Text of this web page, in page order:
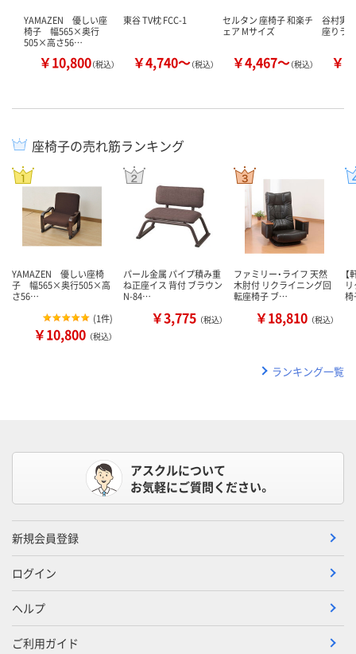
YAMAZEN 優しい座
椅子 幅565×奥行
505×高さ56…
￥10,800（税込）
東谷 TV枕 FCC-1
￥4,740～（税込）
セルタン 座椅子 和楽チ
ェア Mサイズ
￥4,467～（税込）
谷村実
座りラ
￥
座椅子の売れ筋ランキング
YAMAZEN 優しい座椅
子 幅565×奥行505×高
さ56…
(1件)
￥10,800 （税込）
パール金属 パイプ積み重
ね正座イス 背付 ブラウン
N-84…
￥3,775 （税込）
ファミリー・ライフ 天然
木肘付 リクライニング回
転座椅子 ブ…
￥18,810 （税込）
ランキング一覧
アスクルについて
お気軽にご質問ください。
新規会員登録
ログイン
ヘルプ
ご利用ガイド